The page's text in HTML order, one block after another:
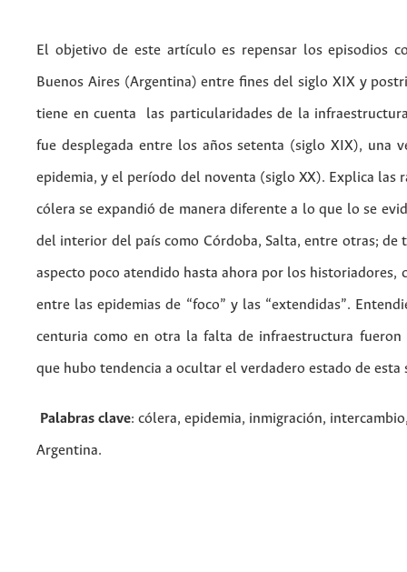
El objetivo de este artículo es repensar los episodios
Buenos Aires (Argentina) entre fines del siglo XIX y
tiene en cuenta las particularidades de la
fue desplegada entre los años setenta (siglo XIX), una
epidemia, y el período del noventa (siglo XX). Explica las
cólera se expandió de manera diferente a lo que lo se
del interior del país como Córdoba, Salta, entre otras; de
aspecto poco atendido hasta ahora por los historiadores,
entre las epidemias de “foco” y las “extendidas”.
centuria como en otra la falta de infraestructura fueron
que hubo tendencia a ocultar el verdadero estado de esta
Palabras clave: cólera, epidemia, inmigración,
Argentina.